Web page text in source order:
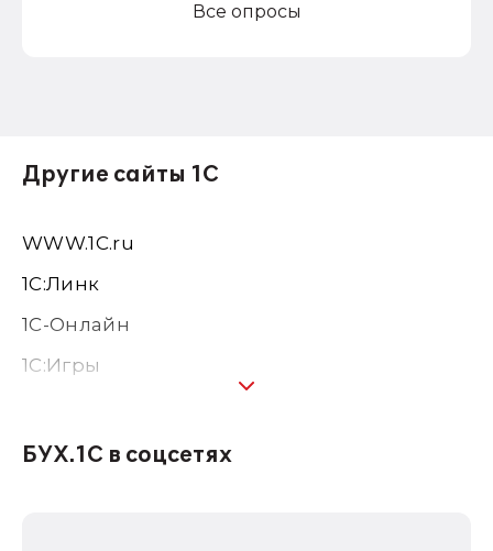
Все опросы
Другие сайты 1С
WWW.1С.ru
1С:Линк
1С-Онлайн
1C:Игры
1С:Консалтинг
БУХ.1С в соцсетях